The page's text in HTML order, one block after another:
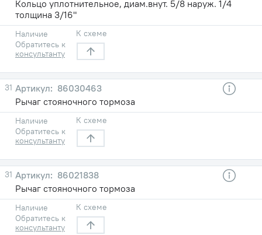
Кольцо уплотнительное, диам.внут. 5/8 наруж. 1/4
толщина 3/16"
Наличие
Обратитесь к
консультанту
К схеме
31
86030463
Рычаг стояночного тормоза
Наличие
Обратитесь к
консультанту
К схеме
31
86021838
Рычаг стояночного тормоза
Наличие
Обратитесь к
консультанту
К схеме